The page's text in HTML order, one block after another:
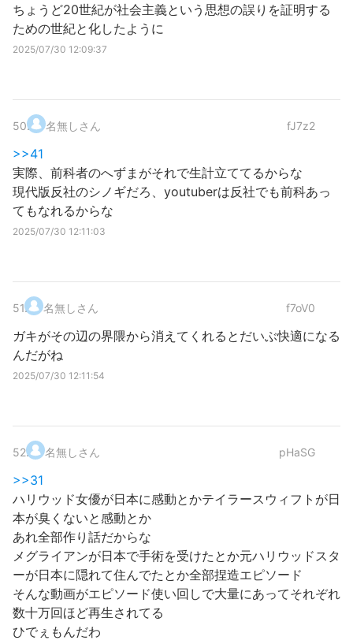
ちょうど20世紀が社会主義という思想の誤りを証明する
ための世紀と化したように
2025/07/30 12:09:37
50. 名無しさん fJ7z2
>>41
実際、前科者のへずまがそれで生計立ててるからな
現代版反社のシノギだろ、youtuberは反社でも前科あっ
てもなれるからな
2025/07/30 12:11:03
51. 名無しさん f7oV0
ガキがその辺の界隈から消えてくれるとだいぶ快適になる
んだがね
2025/07/30 12:11:54
52. 名無しさん pHaSG
>>31
ハリウッド女優が日本に感動とかテイラースウィフトが日
本が臭くないと感動とか
あれ全部作り話だからな
メグライアンが日本で手術を受けたとか元ハリウッドスタ
ーが日本に隠れて住んでたとか全部捏造エピソード
そんな動画がエピソード使い回しで大量にあってそれぞれ
数十万回ほど再生されてる
ひでぇもんだわ